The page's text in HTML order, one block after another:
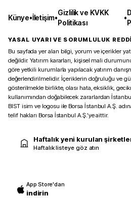
Künye•İletişim•
Gizlilik ve KVKK
Politikası
•
YASAL UYARI VE SORUMLULUK REDDİ
Bu sayfada yer alan bilgi, yorum ve içerikler
değildir. Yatırım kararları, kişisel mali
göre yetkili kurumlarla yapılacak yatırım
değerlendirilmelidir. İçeriklerin doğruluğu ve
gösterilmekle birlikte, olası hata, eksiklik,
kullanımından doğabilecek zararlardan
BIST isim ve logosu ile Borsa İstanbul A.Ş.
telif hakları Borsa İstanbul A.Ş.’ye aittir.
Haftalık yeni kurulan
Haftalık listeye göz atın
App Store'dan
indirin